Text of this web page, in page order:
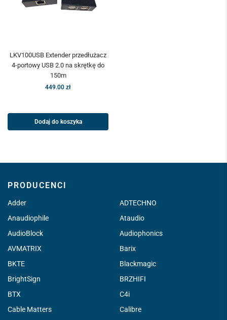
LKV100USB Extender przedłużacz
4-portowy USB 2.0 na skrętkę do
150m
449.00 zł
Dodaj do koszyka
PRODUCENCI
Adder
ADTECHNO
Anaudiophile
Ataudio
AudioBlock
Audiophonics
AVMATRIX
Barix
BKTE
Blackmagic
BrightSign
BRZHIFI
BTX
C4i
Cable Matters
Calibre